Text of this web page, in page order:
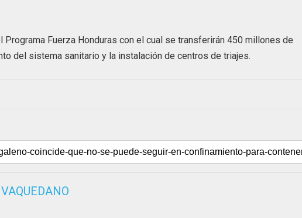
Fuerza Honduras con el cual se transferirán 450 millones de
del sistema sanitario y la instalación de centros de triajes.